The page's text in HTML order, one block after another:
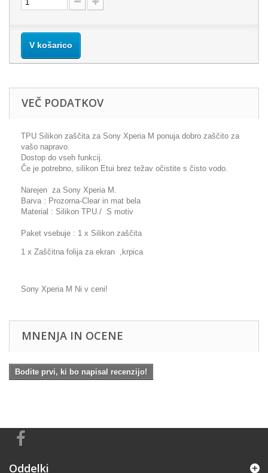
V košarico
VEČ PODATKOV
TPU Silikon zaščita za Sony Xperia M ponuja dobro zaščito za
vašo napravo.
Dostop do vseh funkcij.
Če je potrebno, silikon Etui brez težav očistite s čisto vodo.
Narejen za Sony Xperia M.
Barva : Prozorna-Clear in mat bela
Material : Silikon TPU./ S motiv
Paket vsebuje : 1 x Silikon zaščita
1 x Zaščitna folija za ekran ,krpica
Sony Xperia M Ni v ceni!
MNENJA IN OCENE
Bodite prvi, ki bo napisal recenzijo!
Oddelki